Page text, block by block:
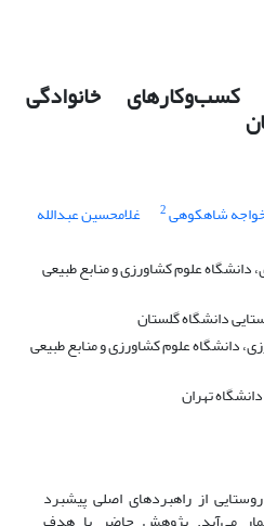
خانوادگی
شاهکوهی2 غلامحسین عبدالله
دانشگاه علوم کشاورزی و منابع طبیعی
دانشگاه گلستان
دانشگاه علوم کشاورزی و منابع طبیعی
تهران
از راهبردهای اصلی پیشبرد